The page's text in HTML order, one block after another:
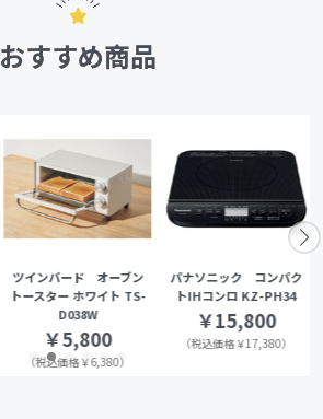
おすすめ商品
ツインバード オーブン
トースター ホワイト TS-
D038W
￥5,800
（税込価格￥6,380）
パナソニック コンパク
トIHコンロ KZ-PH34
￥15,800
（税込価格￥17,380）